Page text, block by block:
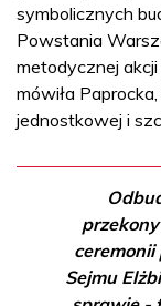
symbolicznych
Powstania
metodycznej
mówiła
jednostkowej i
ceremonii
Sejmu